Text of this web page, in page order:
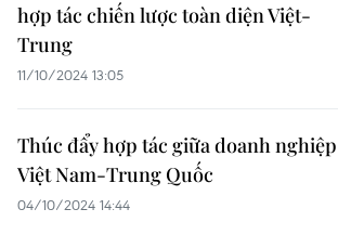
hợp tác chiến lược toàn diện Việt-
Trung
11/10/2024 13:05
Thúc đẩy hợp tác giữa doanh nghiệp
Việt Nam-Trung Quốc
04/10/2024 14:44